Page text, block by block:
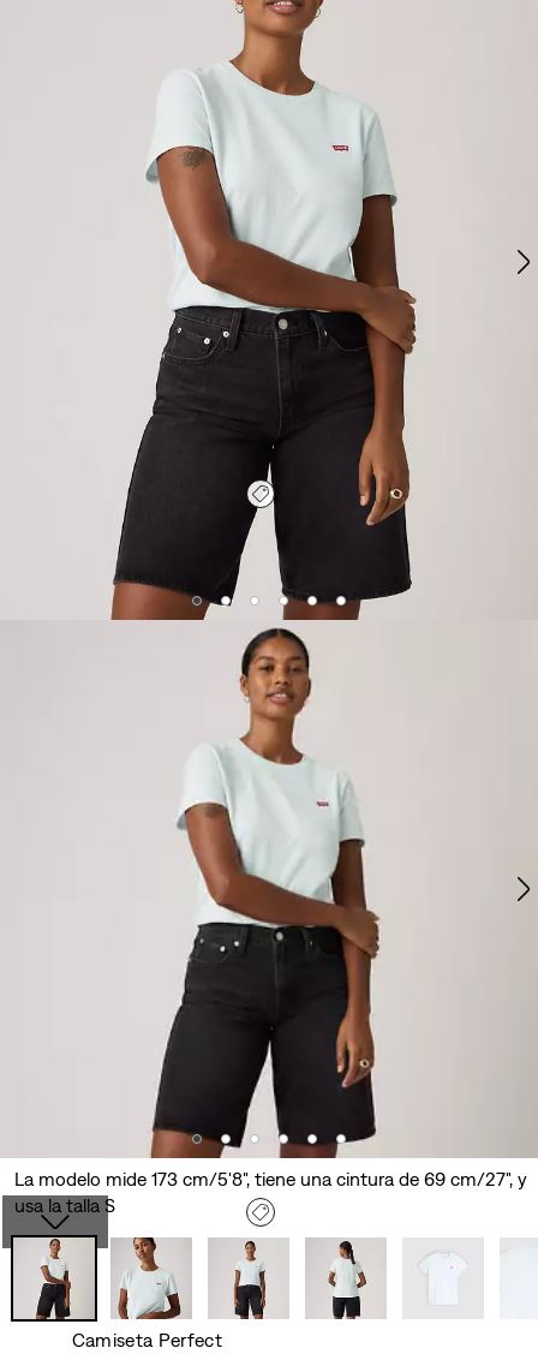
La modelo mide 173 cm/5'8", tiene una cintura de 69 cm/27", y
usa la talla S
Camiseta Perfect